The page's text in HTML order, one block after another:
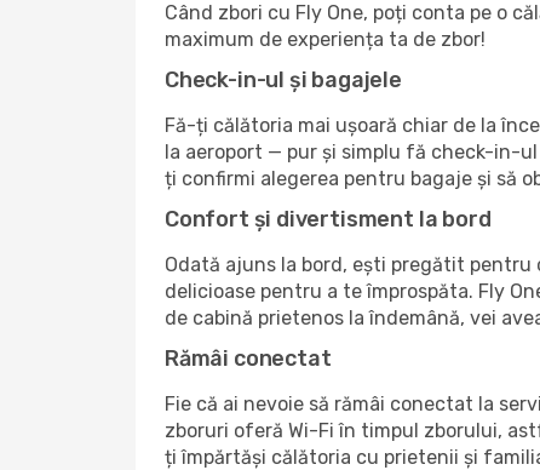
Când zbori cu Fly One, poți conta pe o
maximum de experiența ta de zbor!
Check-in-ul și bagajele
Fă-ți călătoria mai ușoară chiar de la
la aeroport — pur și simplu fă check-in-
ți confirmi alegerea pentru bagaje și să
Confort și divertisment la bord
Odată ajuns la bord, ești pregătit
delicioase pentru a te împrospăta. Fly
de cabină prietenos la îndemână, vei
Rămâi conectat
Fie că ai nevoie să rămâi conectat la
zboruri oferă Wi-Fi în timpul zborului,
ți împărtăși călătoria cu prietenii și